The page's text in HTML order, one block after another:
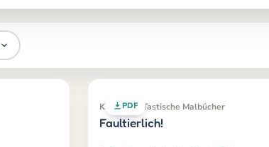
PDF
Klassiker · Tastische Malbücher
Faultierlich!